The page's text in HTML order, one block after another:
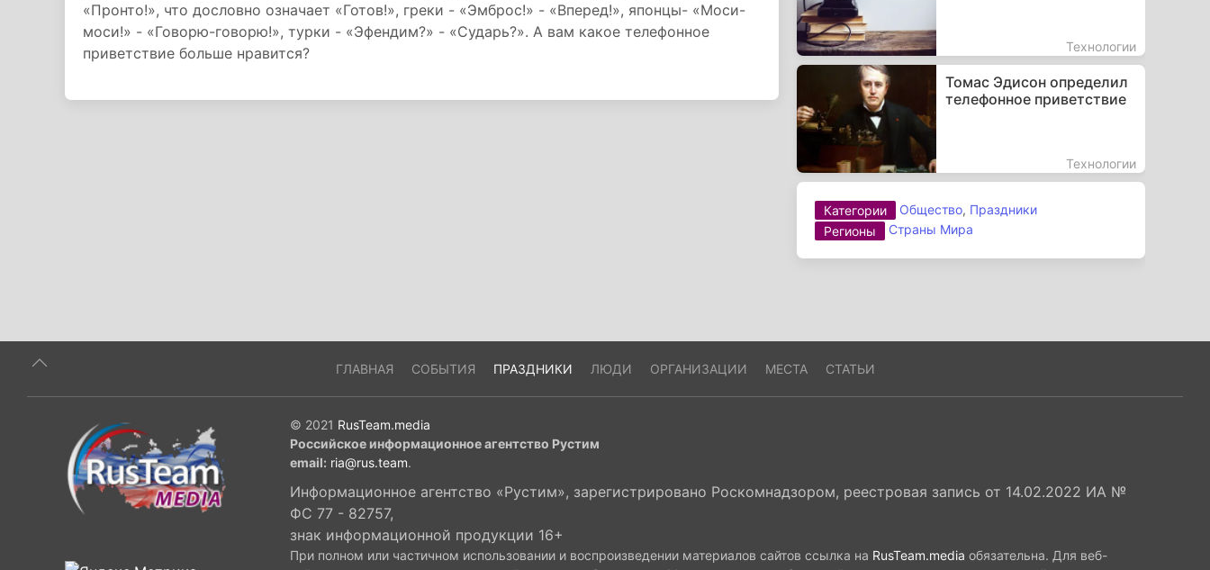
«Пронто!», что дословно означает «Готов!», греки - «Эмброс!» - «Вперед!», японцы- «Моси-
моси!» - «Говорю-говорю!», турки - «Эфендим?» - «Сударь?». А вам какое телефонное
приветствие больше нравится?
Технологии
Томас Эдисон определил
телефонное приветствие
Технологии
Категории Общество, Праздники
Регионы
Страны Мира
ГЛАВНАЯ СОБЫТИЯ ПРАЗДНИКИ ЛЮДИ ОРГАНИЗАЦИИ МЕСТА СТАТЬИ
© 2021 RusTeam.media
Российское информационное агентство Рустим
email: ria@rus.team.
Информационное агентство «Рустим», зарегистрировано Роскомнадзором, реестровая запись от 14.02.2022 ИА №
ФС 77 - 82757,
знак информационной продукции 16+
При полном или частичном использовании и воспроизведении материалов сайтов ссылка на RusTeam.media обязательна. Для веб-